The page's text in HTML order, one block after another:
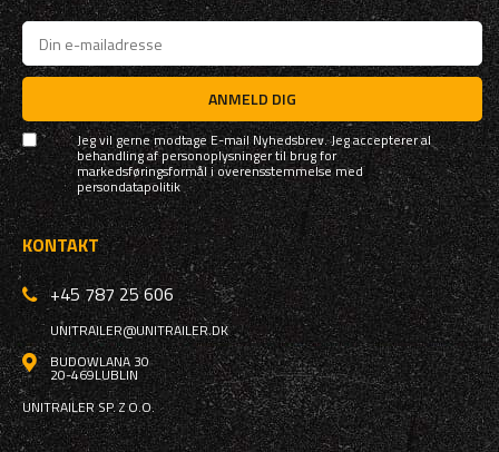
ANMELD DIG
Jeg vil gerne modtage E-mail Nyhedsbrev. Jeg accepterer al
behandling af personoplysninger til brug for
markedsføringsformål i overensstemmelse med
persondatapolitik
KONTAKT
+45 787 25 606
UNITRAILER@UNITRAILER.DK
BUDOWLANA 30
20-469LUBLIN
UNITRAILER SP. Z O.O.